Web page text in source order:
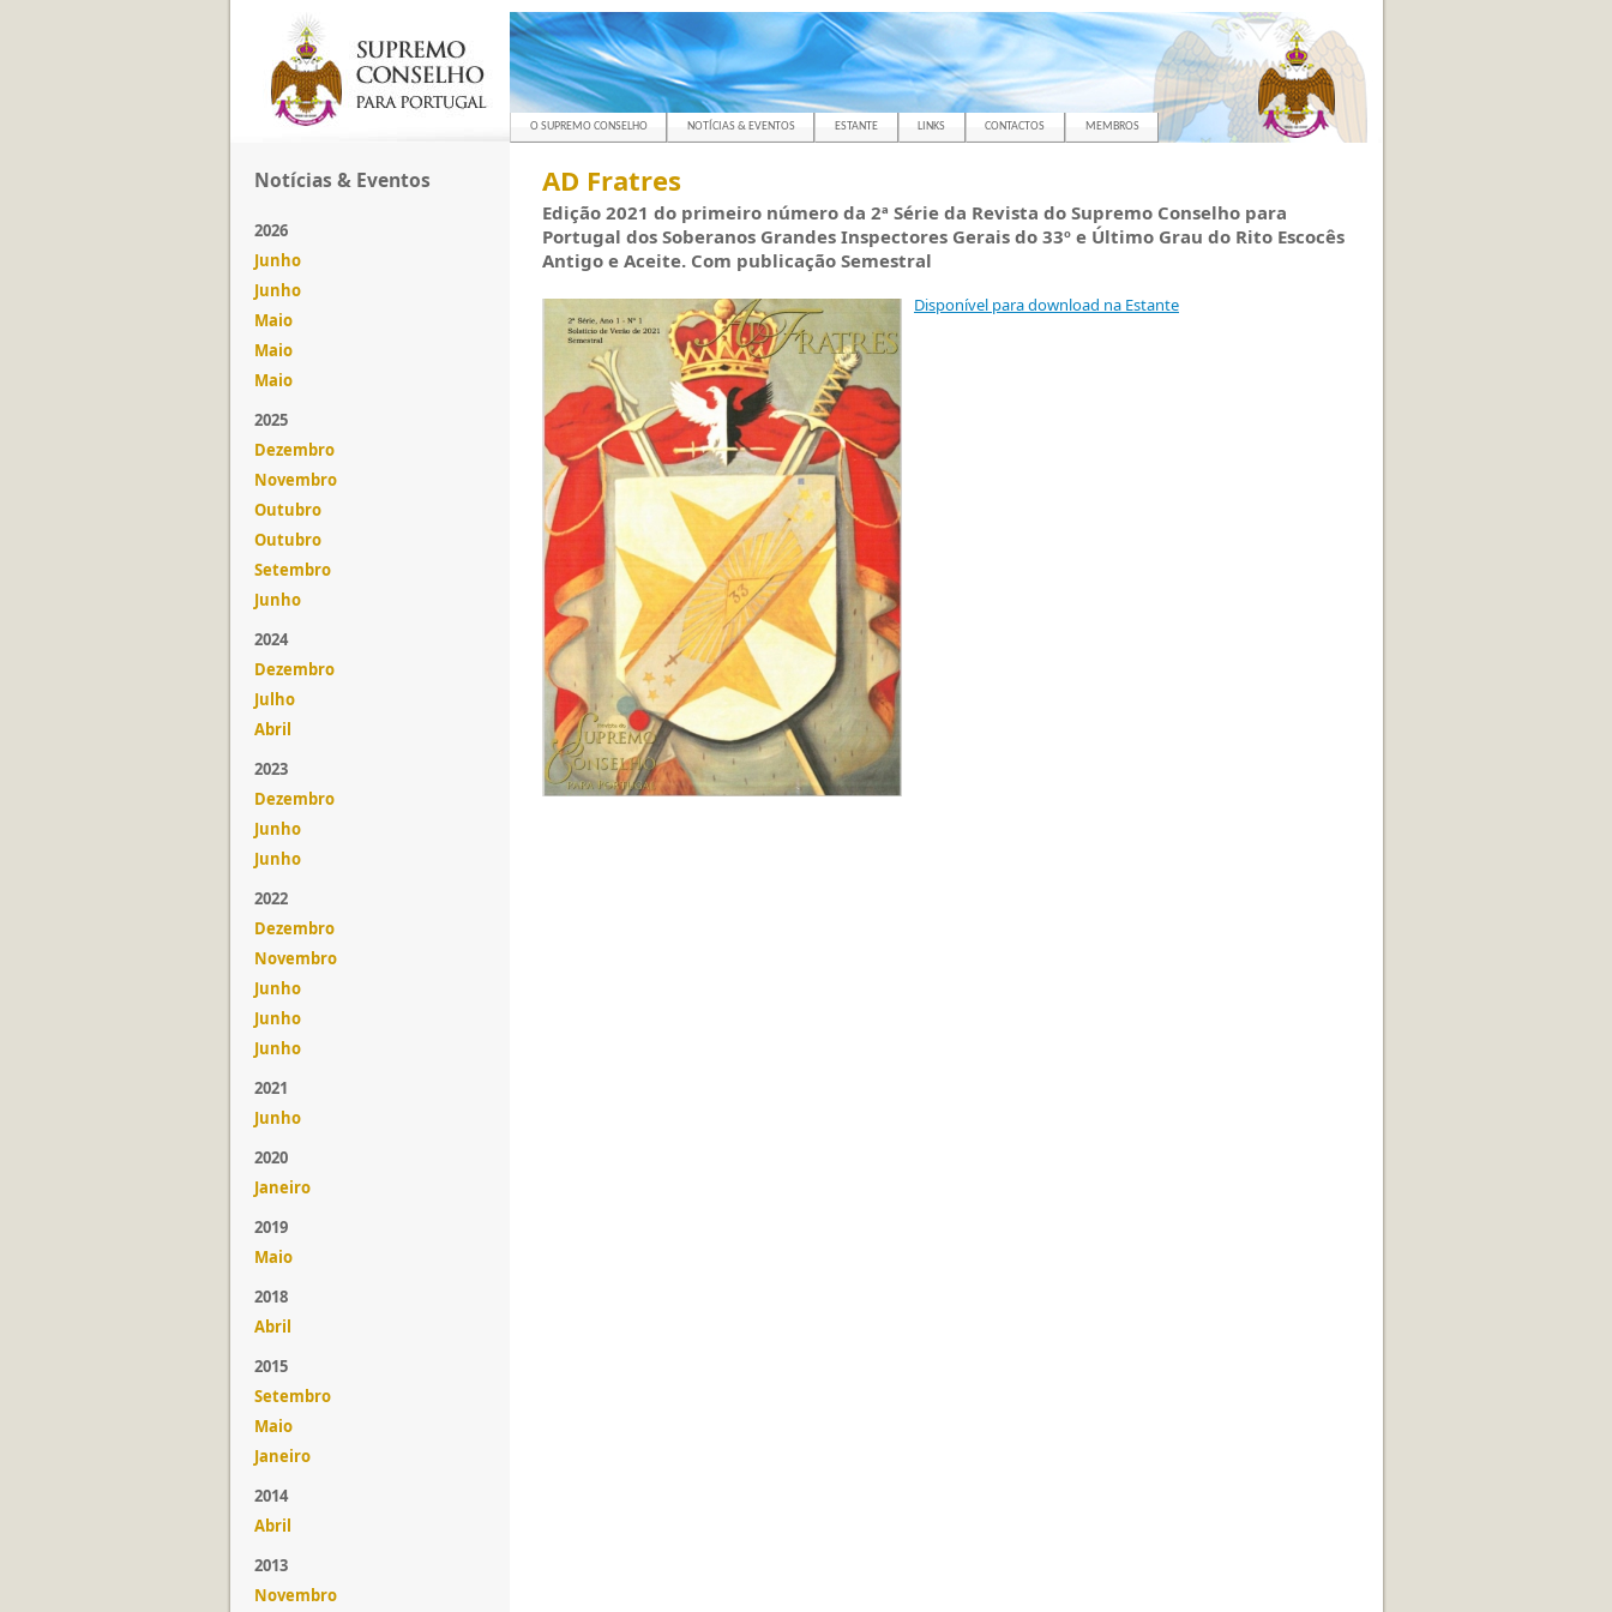
O SUPREMO CONSELHO NOTÍCIAS & EVENTOS ESTANTE LINKS CONTACTOS MEMBROS
Notícias & Eventos
2026
Junho
Junho
Maio
Maio
Maio
2025
Dezembro
Novembro
Outubro
Outubro
Setembro
Junho
2024
Dezembro
Julho
Abril
2023
Dezembro
Junho
Junho
2022
Dezembro
Novembro
Junho
Junho
Junho
2021
Junho
2020
Janeiro
2019
Maio
2018
Abril
2015
Setembro
Maio
Janeiro
2014
Abril
2013
Novembro
AD Fratres
Edição 2021 do primeiro número da 2ª Série da Revista do Supremo Conselho para
Portugal dos Soberanos Grandes Inspectores Gerais do 33º e Último Grau do Rito Escocês
Antigo e Aceite. Com publicação Semestral
Disponível para download na Estante